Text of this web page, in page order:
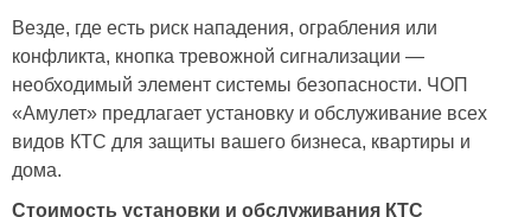
Везде, где есть риск нападения, ограбления или
конфликта, кнопка тревожной сигнализации —
необходимый элемент системы безопасности. ЧОП
«Амулет» предлагает установку и обслуживание всех
видов КТС для защиты вашего бизнеса, квартиры и
дома.
Стоимость установки и обслуживания КТС